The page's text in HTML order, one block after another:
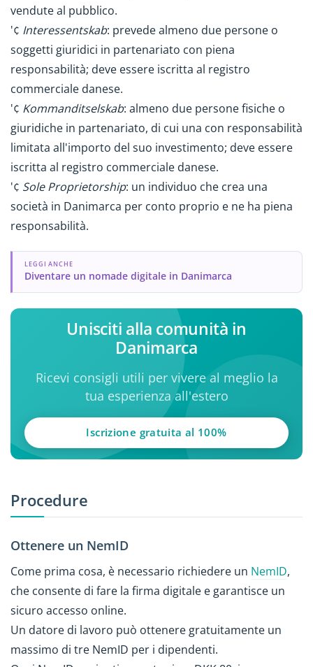
vendute al pubblico.
'¢ Interessentskab: prevede almeno due persone o
soggetti giuridici in partenariato con piena
responsabilità; deve essere iscritta al registro
commerciale danese.
'¢ Kommanditselskab: almeno due persone fisiche o
giuridiche in partenariato, di cui una con responsabilità
limitata all'importo del suo investimento; deve essere
iscritta al registro commerciale danese.
'¢ Sole Proprietorship: un individuo che crea una
società in Danimarca per conto proprio e ne ha piena
responsabilità.
LEGGI ANCHE
Diventare un nomade digitale in Danimarca
Unisciti alla comunità in
Danimarca
Ricevi consigli utili per vivere al meglio la
tua esperienza all'estero
Iscrizione gratuita al 100%
Procedure
Ottenere un NemID
Come prima cosa, è necessario richiedere un NemID,
che consente di fare la firma digitale e garantisce un
sicuro accesso online.
Un datore di lavoro può ottenere gratuitamente un
massimo di tre NemID per i dipendenti.